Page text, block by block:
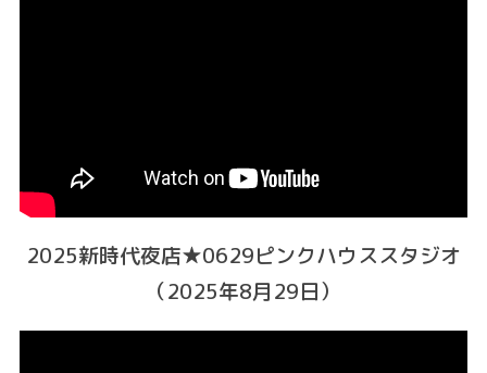
2025新時代夜店★0629ピンクハウススタジオ
（2025年8月29日）